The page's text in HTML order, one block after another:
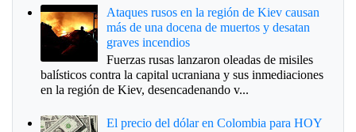
Ataques rusos en la región de Kiev causan
más de una docena de muertos y desatan
graves incendios
Fuerzas rusas lanzaron oleadas de misiles
balísticos contra la capital ucraniana y sus inmediaciones
en la región de Kiev, desencadenando v...
El precio del dólar en Colombia para HOY